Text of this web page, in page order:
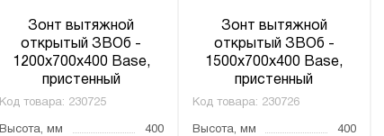
Зонт вытяжной
открытый ЗВОб -
1200x700x400 Base,
пристенный
Код товара: 230725
Высота, мм
400
Зонт вытяжной
открытый ЗВОб -
1500x700x400 Base,
пристенный
Код товара: 230726
Высота, мм
400